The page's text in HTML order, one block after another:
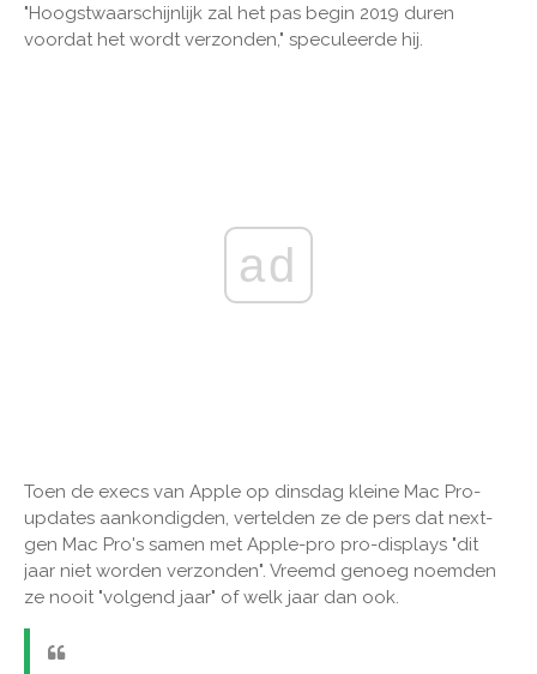
"Hoogstwaarschijnlijk zal het pas begin 2019 duren
voordat het wordt verzonden," speculeerde hij.
ad
Toen de execs van Apple op dinsdag kleine Mac Pro-
updates aankondigden, vertelden ze de pers dat next-
gen Mac Pro's samen met Apple-pro pro-displays "dit
jaar niet worden verzonden". Vreemd genoeg noemden
ze nooit "volgend jaar" of welk jaar dan ook.